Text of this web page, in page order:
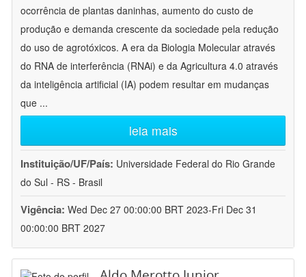
ocorrência de plantas daninhas, aumento do custo de
produção e demanda crescente da sociedade pela redução
do uso de agrotóxicos. A era da Biologia Molecular através
do RNA de interferência (RNAi) e da Agricultura 4.0 através
da inteligência artificial (IA) podem resultar em mudanças
que ...
leia mais
Instituição/UF/País: Universidade Federal do Rio Grande
do Sul - RS - Brasil
Vigência: Wed Dec 27 00:00:00 BRT 2023-Fri Dec 31
00:00:00 BRT 2027